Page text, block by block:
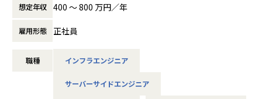
-- 大手メーカーの国内拠点をつなぐ社内ネットワークの運
主な業務：拠点増設に伴う設定変更、障害一次切り分け
担当工程：運用・保守（希望により構築へステップアップ）
＜各種認定・認証＞
2026年1月1日）
5290）
門）認定
■会社説明／募集背景
株式会社アルテニアは、ITの力を通じて関わる人々の未来を
より豊かにすることを 目標に2018年に誕生しました。
それは技術力だけではなく、人を大切にすること、より豊か
社会やお客様だけでなくパートナーや社員も幸せでいるこ
想定年収 400 〜 800 万円／年
雇用形態 正社員
職種 インフラエンジニア
サーバーサイドエンジニア